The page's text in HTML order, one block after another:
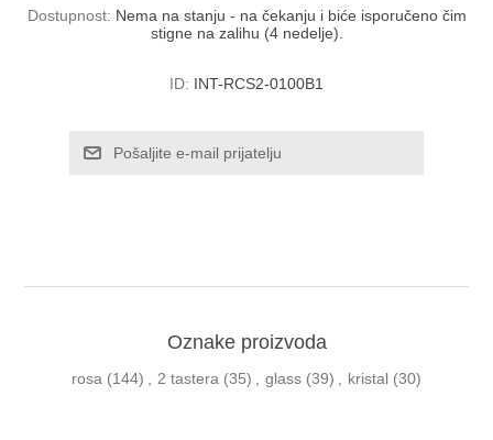
Dostupnost: Nema na stanju - na čekanju i biće isporučeno čim
stigne na zalihu (4 nedelje).
ID: INT-RCS2-0100B1
Oznake proizvoda
rosa (144) 2 tastera (35) glass (39) kristal (30)